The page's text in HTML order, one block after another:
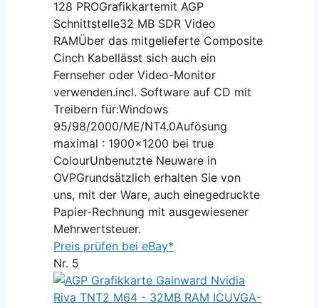
128 PROGrafikkartemit AGP
Schnittstelle32 MB SDR Video
RAMÜber das mitgelieferte Composite
Cinch Kabellässt sich auch ein
Fernseher oder Video-Monitor
verwenden.incl. Software auf CD mit
Treibern für:Windows
95/98/2000/ME/NT4.0Aufösung
maximal : 1900x1200 bei true
ColourUnbenutzte Neuware in
OVPGrundsätzlich erhalten Sie von
uns, mit der Ware, auch einegedruckte
Papier-Rechnung mit ausgewiesener
Mehrwertsteuer.
Preis prüfen bei eBay*
Nr. 5